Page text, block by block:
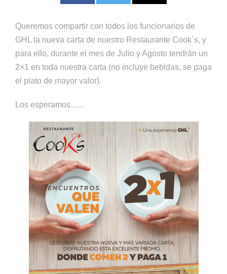
Queremos compartir con todos los funcionarios de
GHL la nueva carta de nuestro Restaurante Cook´s, y
para ello, durante el mes de Julio y Agosto tendrán un
2×1 en toda nuestra carta (no incluye bebidas, se paga
el plato de mayor valor).
Los esperamos…..